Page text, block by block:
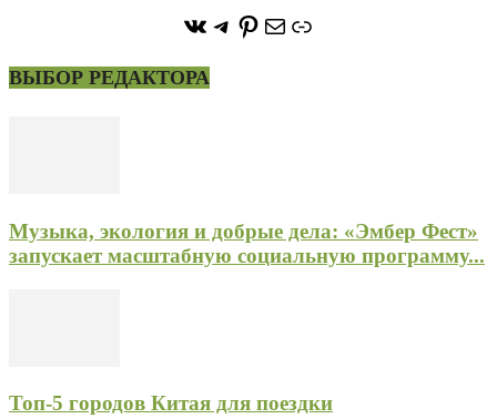
https://vk.com/
https://t.me/stoneforest
https://
ПочтаСсылка
ВЫБОР РЕДАКТОРА
Музыка, экология и добрые дела: «Эмбер Фест»
запускает масштабную социальную программу...
Топ-5 городов Китая для поездки